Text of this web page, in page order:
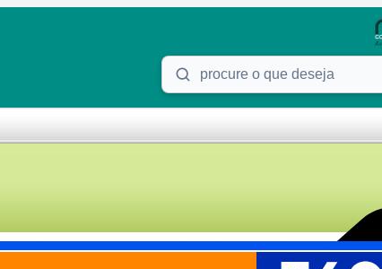
Procure o que deseja